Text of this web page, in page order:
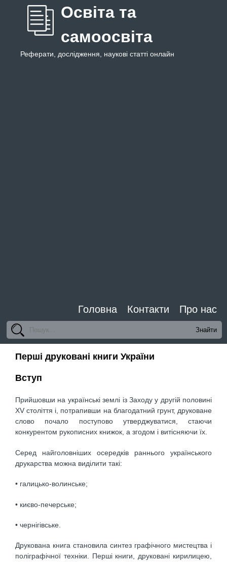
Освіта та
самоосвіта
Реферати, дослідження, наукові статті онлайн
Головна Контакти Про нас
Перші друковані книги України
Вступ
Прийшовши на українські землі із Заходу у другій половині
XV століття і, потрапивши на благодатний грунт, друковане
слово почало поступово утверджуватися, стаючи
конкурентом рукописних книжок, а згодом і витісняючи їх.
Серед найголовніших осередків раннього українського
друкарства можна виділити такі:
• галицько-волинське;
• києво-печерське;
• чернігівське.
Друкована книга становила синтез графічного мистецтва і
поліграфічної техніки. Перші книги, друковані кирилицею,